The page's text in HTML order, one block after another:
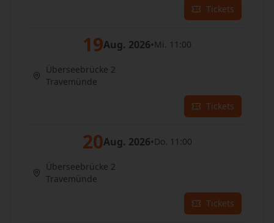
Tickets
19Aug. 2026•Mi. 11:00
Überseebrücke 2
Travemünde
Tickets
20Aug. 2026•Do. 11:00
Überseebrücke 2
Travemünde
Tickets